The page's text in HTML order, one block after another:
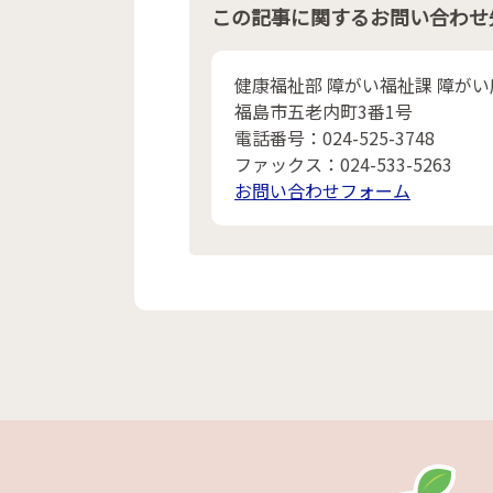
この記事に関するお問い合わ
健康福祉部 障がい福祉課 障が
福島市五老内町3番1号
電話番号：024-525-3748
ファックス：024-533-5263
お問い合わせフォーム